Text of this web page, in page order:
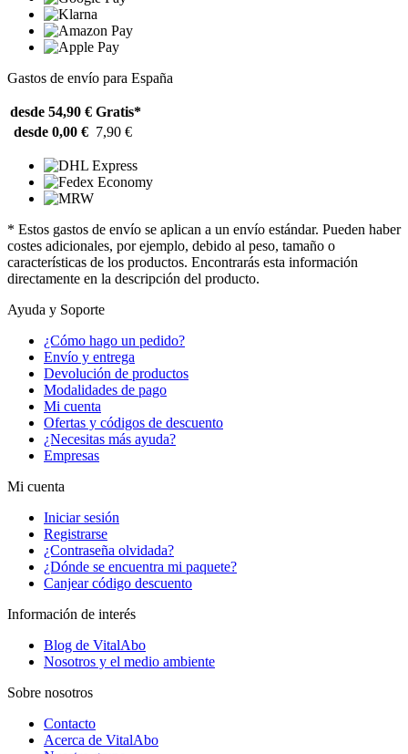
Gastos de envío para España
desde 54,90 € Gratis*
desde 0,00 € 7,90 €
* Estos gastos de envío se aplican a un envío estándar. Pueden haber
costes adicionales, por ejemplo, debido al peso, tamaño o
características de los productos. Encontrarás esta información
directamente en la descripción del producto.
Ayuda y Soporte
¿Cómo hago un pedido?
Envío y entrega
Devolución de productos
Modalidades de pago
Mi cuenta
Ofertas y códigos de descuento
¿Necesitas más ayuda?
Empresas
Mi cuenta
Iniciar sesión
Registrarse
¿Contraseña olvidada?
¿Dónde se encuentra mi paquete?
Canjear código descuento
Información de interés
Blog de VitalAbo
Nosotros y el medio ambiente
Sobre nosotros
Contacto
Acerca de VitalAbo